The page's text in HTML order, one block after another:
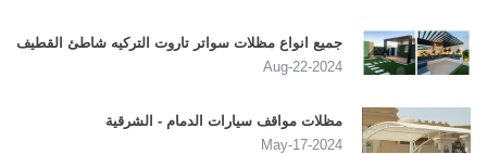
جميع انواع مظلات سواتر تاروت التركيه شاطئ القطيف
2024-Aug-22
مظلات مواقف سيارات الدمام - الشرقية
2024-May-17